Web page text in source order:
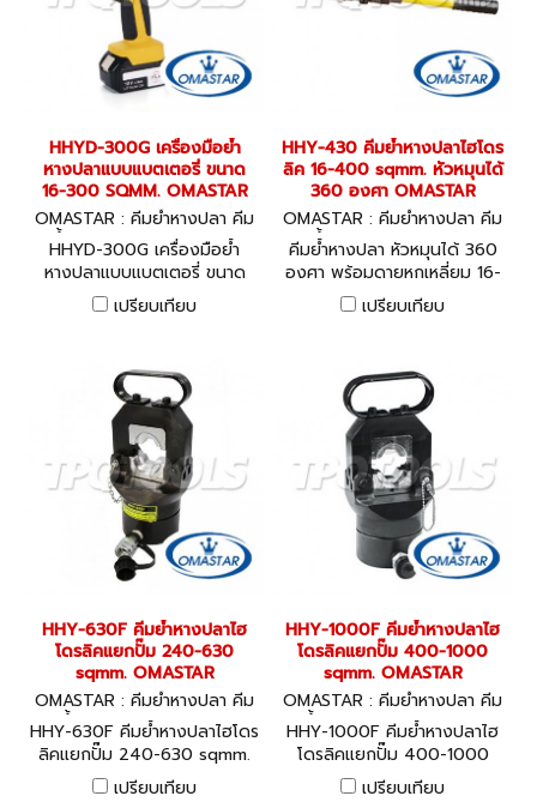
HHYD-300G เครื่องมือย้ำ
หางปลาแบบแบตเตอรี่ ขนาด
16-300 SQMM. OMASTAR
OMASTAR : คีมย้ำหางปลา คีม
ย้ำไฮโดรลิค HHYD-300G
HHYD-300G เครื่องมือย้ำ
หางปลาแบบแบตเตอรี่ ขนาด
16-300 SQMM. เครื่องย้ำ
หางปลา แบบแบตเตอรี่ 18 V /
เปรียบเทียบ
HHY-430 คีมย้ำหางปลาไฮโดร
ลิค 16-400 sqmm. หัวหมุนได้
360 องศา OMASTAR
OMASTAR : คีมย้ำหางปลา คีม
ย้ำไฮโดรลิค HHY-430
คีมย้ำหางปลา หัวหมุนได้ 360
องศา พร้อมดายหกเหลี่ยม 16-
400 sqmm. บรรจุในกล่อง
พลาสติก
เปรียบเทียบ
HHY-630F คีมย้ำหางปลาไฮ
โดรลิคแยกปั๊ม 240-630
sqmm. OMASTAR
OMASTAR : คีมย้ำหางปลา คีม
ย้ำไฮโดรลิค HHY-630F
HHY-630F คีมย้ำหางปลาไฮโดร
ลิคแยกปั๊ม 240-630 sqmm.
OMASTAR
เปรียบเทียบ
HHY-1000F คีมย้ำหางปลาไฮ
โดรลิคแยกปั๊ม 400-1000
sqmm. OMASTAR
OMASTAR : คีมย้ำหางปลา คีม
ย้ำไฮโดรลิค HHY-1000F
HHY-1000F คีมย้ำหางปลาไฮ
โดรลิคแยกปั๊ม 400-1000
sqmm. OMASTAR
เปรียบเทียบ